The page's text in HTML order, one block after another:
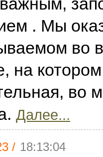
. Мы
во
на
во
Далее...
/ 18:13:04